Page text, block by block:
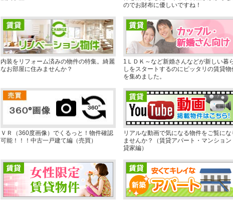
のでお財布に優しいですね！
内装をリフォーム済みの物件の特集。綺麗
なお部屋に住みませんか？
1ＬＤＫ～など新婚さんなどが新しい暮
しをスタートするのにピッタリの賃貸物
を集めました。
ＶＲ（360度画像）でくるっと！物件確認
可能！！！中古一戸建て編（売買）
リアルな動画で気になる物件をご覧にな
ませんか？（賃貸アパート・マンション
貸家編）